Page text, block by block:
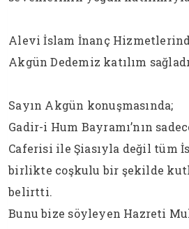
Alevi İslam İnanç
Akgün Dedemiz katılım
Sayın Akgün konuşmasında;
Gadir-i Hum Bayramı’nın
Caferisi ile Şiasıyla değil tüm
birlikte coşkulu bir şekilde
belirtti.
Bunu bize söyleyen Hazreti